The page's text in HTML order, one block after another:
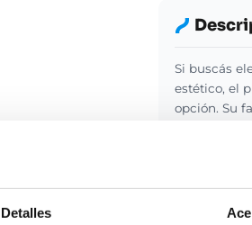
Detalles
Si buscás
estético, el
opción. Su